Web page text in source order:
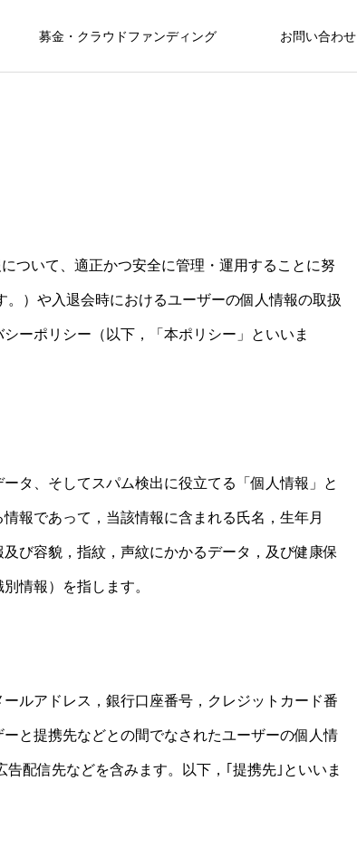
募金・クラウドファンディング お問い合わせ
ついて、適正かつ安全に管理・運用することに努
）や入退会時におけるユーザーの個人情報の取扱
ーポリシー（以下，「本ポリシー」といいま
タ、そしてスパム検出に役立てる「個人情報」と
報であって，当該情報に含まれる氏名，生年月
び容貌，指紋，声紋にかかるデータ，及び健康保
情報）を指します。
ルアドレス，銀行口座番号，クレジットカード番
と提携先などとの間でなされたユーザーの個人情
配信先などを含みます。以下，｢提携先｣といいま